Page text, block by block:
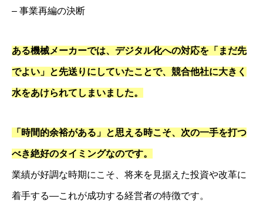
– 事業再編の決断
ある機械メーカーでは、デジタル化への対応を「まだ先
でよい」と先送りにしていたことで、競合他社に大きく
水をあけられてしまいました。
「時間的余裕がある」と思える時こそ、次の一手を打つ
べき絶好のタイミングなのです。
業績が好調な時期にこそ、将来を見据えた投資や改革に
着手する—これが成功する経営者の特徴です。